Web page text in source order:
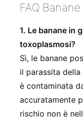
FAQ
1. Le banane in
toxoplasmosi?
Sì, le banane
il parassita
è contaminata
accuratamente
rischio non è